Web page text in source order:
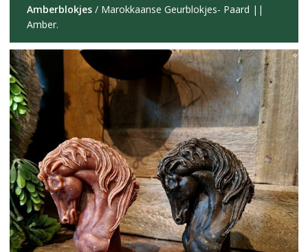
Amberblokjes/ Marokkaanse Geurblokjes- Paard ||
Amber.